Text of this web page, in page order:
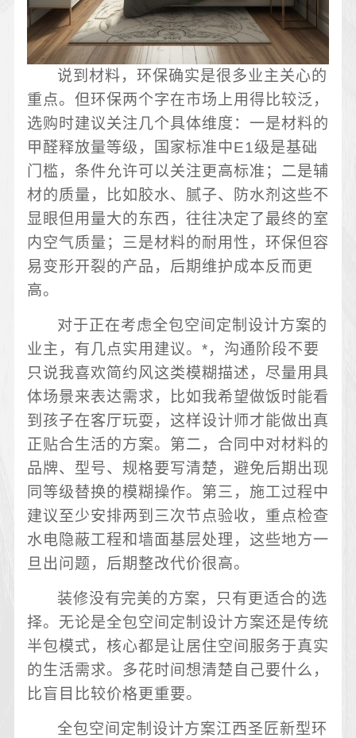
说到材料，环保确实是很多业主关心的
重点。但环保两个字在市场上用得比较泛，
选购时建议关注几个具体维度：一是材料的
甲醛释放量等级，国家标准中E1级是基础
门槛，条件允许可以关注更高标准；二是辅
材的质量，比如胶水、腻子、防水剂这些不
显眼但用量大的东西，往往决定了最终的室
内空气质量；三是材料的耐用性，环保但容
易变形开裂的产品，后期维护成本反而更
高。
对于正在考虑全包空间定制设计方案的
业主，有几点实用建议。*，沟通阶段不要
只说我喜欢简约风这类模糊描述，尽量用具
体场景来表达需求，比如我希望做饭时能看
到孩子在客厅玩耍，这样设计师才能做出真
正贴合生活的方案。第二，合同中对材料的
品牌、型号、规格要写清楚，避免后期出现
同等级替换的模糊操作。第三，施工过程中
建议至少安排两到三次节点验收，重点检查
水电隐蔽工程和墙面基层处理，这些地方一
旦出问题，后期整改代价很高。
装修没有完美的方案，只有更适合的选
择。无论是全包空间定制设计方案还是传统
半包模式，核心都是让居住空间服务于真实
的生活需求。多花时间想清楚自己要什么，
比盲目比较价格更重要。
全包空间定制设计方案江西圣匠新型环